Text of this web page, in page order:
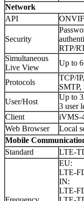
Network
API
Security
RTP/
Simultaneous
Live View
Up to
Protocols
TCP/
User/Host
Up to
3 user
Client
iVMS-
Web Browser
Local
Mobile
Standard
LTE-
EU:
LTE-
IN:
LTE-